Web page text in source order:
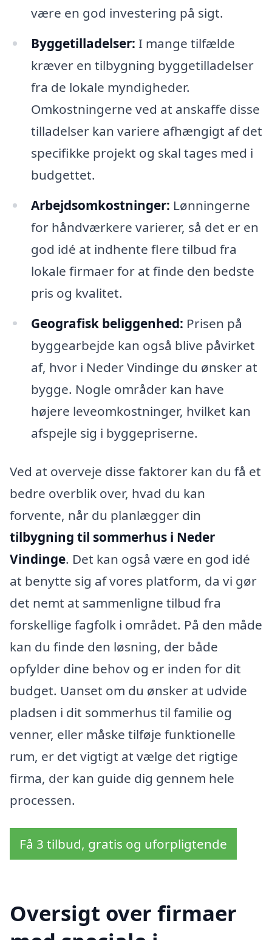
være en god investering på sigt.
Byggetilladelser: I mange tilfælde
kræver en tilbygning byggetilladelser
fra de lokale myndigheder.
Omkostningerne ved at anskaffe disse
tilladelser kan variere afhængigt af det
specifikke projekt og skal tages med i
budgettet.
Arbejdsomkostninger: Lønningerne
for håndværkere varierer, så det er en
god idé at indhente flere tilbud fra
lokale firmaer for at finde den bedste
pris og kvalitet.
Geografisk beliggenhed: Prisen på
byggearbejde kan også blive påvirket
af, hvor i Neder Vindinge du ønsker at
bygge. Nogle områder kan have
højere leveomkostninger, hvilket kan
afspejle sig i byggepriserne.
Ved at overveje disse faktorer kan du få et
bedre overblik over, hvad du kan
forvente, når du planlægger din
tilbygning til sommerhus i Neder
Vindinge. Det kan også være en god idé
at benytte sig af vores platform, da vi gør
det nemt at sammenligne tilbud fra
forskellige fagfolk i området. På den måde
kan du finde den løsning, der både
opfylder dine behov og er inden for dit
budget. Uanset om du ønsker at udvide
pladsen i dit sommerhus til familie og
venner, eller måske tilføje funktionelle
rum, er det vigtigt at vælge det rigtige
firma, der kan guide dig gennem hele
processen.
Få 3 tilbud, gratis og uforpligtende
Oversigt over firmaer